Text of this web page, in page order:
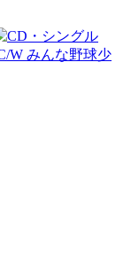
W みんな野球少